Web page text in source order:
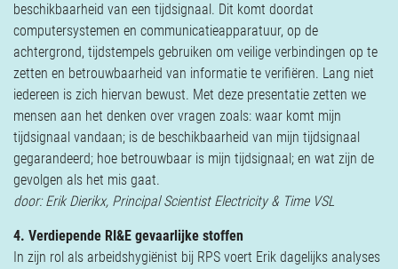
beschikbaarheid van een tijdsignaal. Dit komt doordat
computersystemen en communicatieapparatuur, op de
achtergrond, tijdstempels gebruiken om veilige verbindingen op te
zetten en betrouwbaarheid van informatie te verifiëren. Lang niet
iedereen is zich hiervan bewust. Met deze presentatie zetten we
mensen aan het denken over vragen zoals: waar komt mijn
tijdsignaal vandaan; is de beschikbaarheid van mijn tijdsignaal
gegarandeerd; hoe betrouwbaar is mijn tijdsignaal; en wat zijn de
gevolgen als het mis gaat.
door:Erik Dierikx, Principal Scientist Electricity & Time VSL
4. Verdiepende RI&E gevaarlijke stoffen
In zijn rol als arbeidshygiënist bij RPS voert Erik dagelijks analyses